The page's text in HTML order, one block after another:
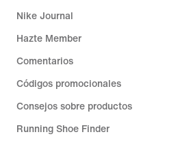
Nike Journal
Hazte Member
Comentarios
Códigos promocionales
Consejos sobre productos
Running Shoe Finder